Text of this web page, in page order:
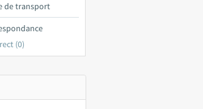
de transport
(0)